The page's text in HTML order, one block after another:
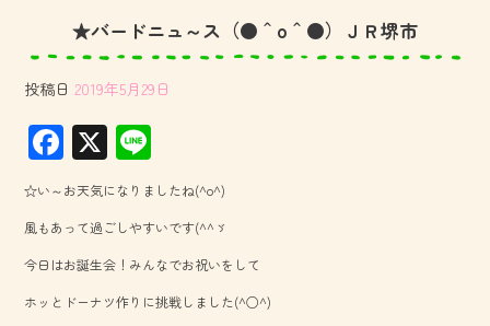
★バードニュ～ス（●＾o＾●）ＪＲ堺市
投稿日 2019年5月29日
F
ac
e
b
o
X
ne
☆い～お天気になりましたね(^o^)
風もあって過ごしやすいです(^^ゞ
今日はお誕生会！みんなでお祝いをして
ホッとドーナツ作りに挑戦しました(^○^)